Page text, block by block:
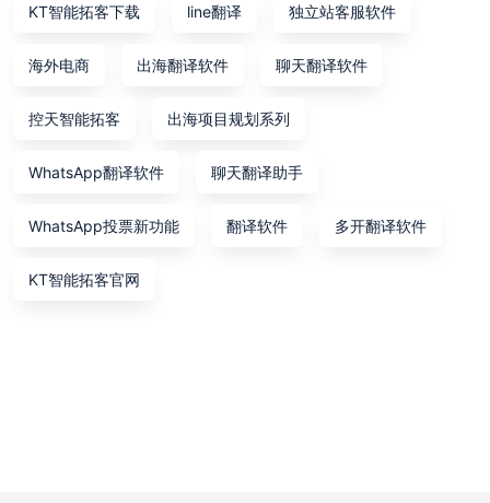
KT智能拓客下载 line翻译 独立站客服软件
海外电商 出海翻译软件 聊天翻译软件
控天智能拓客 出海项目规划系列
WhatsApp翻译软件 聊天翻译助手
WhatsApp投票新功能 翻译软件 多开翻译软件
KT智能拓客官网